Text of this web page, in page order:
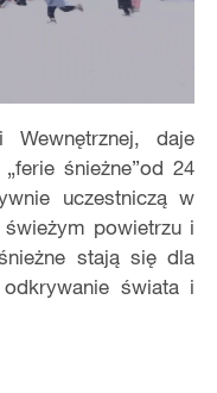
daje
śnieżne”od 24
uczestniczą w
powietrzu i
stają się dla
świata i